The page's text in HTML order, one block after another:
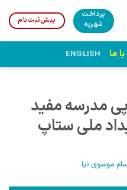
پرداخت
شهریه
پیش‌ثبت‌نام
ما ENGLISH
مدرسه مفید
ملی ستاپ
موسوی نیا